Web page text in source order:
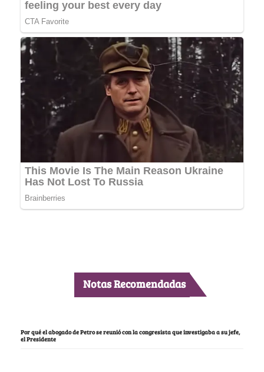
Notas Recomendadas
Por qué el abogado de Petro se reunió con la congresista que investigaba a su jefe,
el Presidente